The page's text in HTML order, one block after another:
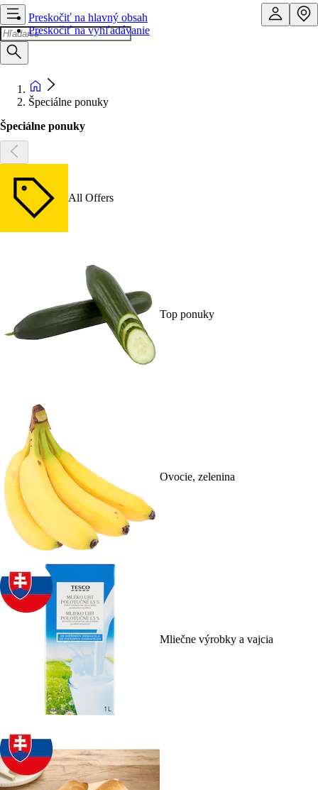
Preskočiť na hlavný obsah
Preskočiť na vyhľadávanie
Špeciálne ponuky
Špeciálne ponuky
All Offers
Top ponuky
Ovocie, zelenina
Mliečne výrobky a vajcia